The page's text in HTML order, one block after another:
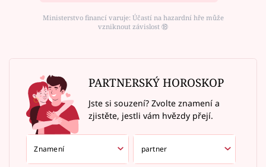
Ministerstvo financí varuje: Účastí na hazardní hře může
vzniknout závislost ⑱
PARTNERSKÝ HOROSKOP
Jste si souzení? Zvolte znamení a
zjistěte, jestli vám hvězdy přejí.